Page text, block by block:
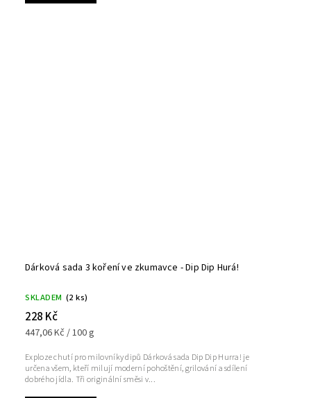
Dárková sada 3 koření ve zkumavce - Dip Dip Hurá!
SKLADEM (2 ks)
228 Kč
447,06 Kč / 100 g
Exploze chutí pro milovníky dipů Dárková sada Dip Dip Hurra! je
určena všem, kteří milují moderní pohoštění, grilování a sdílení
dobrého jídla. Tři originální směsi v...